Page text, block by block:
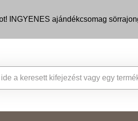
INGYENES ajándékcsomag